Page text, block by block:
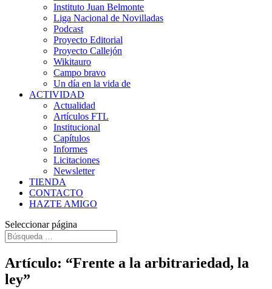
Instituto Juan Belmonte
Liga Nacional de Novilladas
Podcast
Proyecto Editorial
Proyecto Callejón
Wikitauro
Campo bravo
Un día en la vida de
ACTIVIDAD
Actualidad
Artículos FTL
Institucional
Capítulos
Informes
Licitaciones
Newsletter
TIENDA
CONTACTO
HAZTE AMIGO
Seleccionar página
Artículo: “Frente a la arbitrariedad, la
ley”